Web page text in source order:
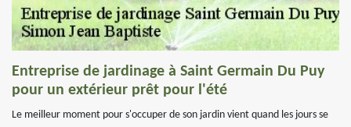
Entreprise de jardinage à Saint Germain Du Puy
pour un extérieur prêt pour l'été
Le meilleur moment pour s'occuper de son jardin vient quand les jours se